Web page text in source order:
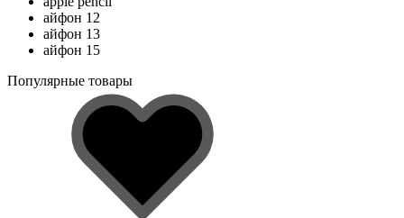
айфон 12
айфон 13
айфон 15
Популярные товары